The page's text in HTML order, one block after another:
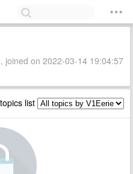
joined on 2022-03-14 19:04:57
list